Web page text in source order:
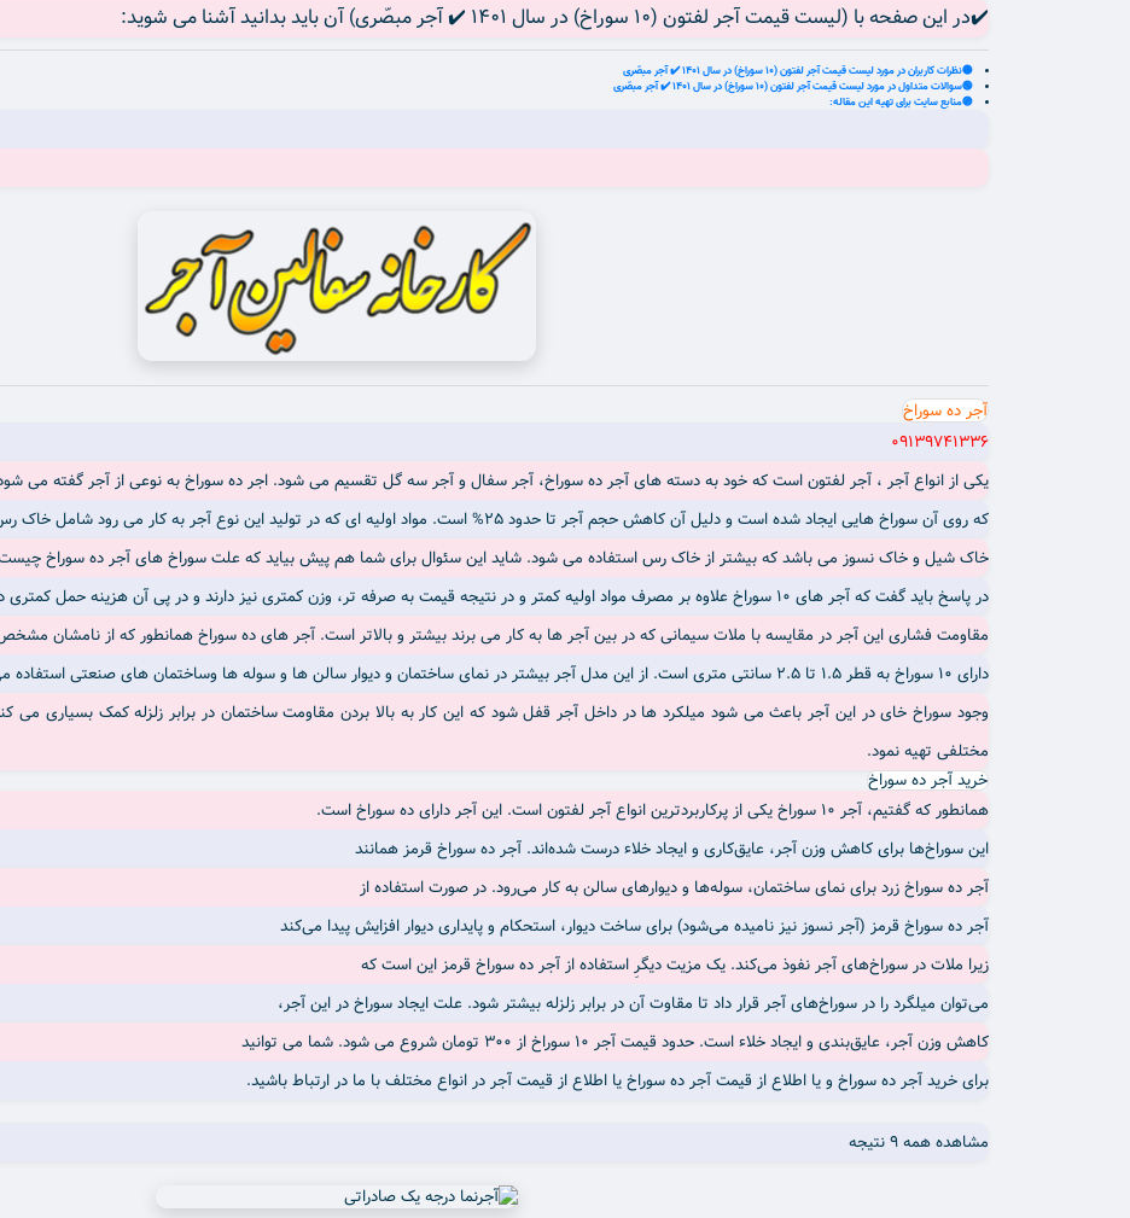
✔️در این صفحه با (لیست قیمت آجر لفتون (10 سوراخ) در سال 1401 ✔️ آجر مبصّری) آن باید بدانید آشنا می شوید:
🟡نظرات کاربران در مورد لیست قیمت آجر لفتون (10 سوراخ) در سال 1401 ✔️ آجر مبصّری
🟢سوالات متداول در مورد لیست قیمت آجر لفتون (10 سوراخ) در سال 1401 ✔️ آجر مبصّری
🟣منابع سایت برای تهیه این مقاله:
آجر ده سوراخ
09139741336
یکی از انواع آجر ، آجر لفتون است که خود به دسته های آجر ده سوراخ، آجر سفال و آجر سه گل تقسیم می شود. اجر ده سوراخ به نوعی از آجر گفته می
که روی آن سوراخ هایی ایجاد شده است و دلیل آن کاهش حجم آجر تا حدود 25% است. مواد اولیه ای که در تولید این نوع آجر به کار می رود شامل خاک رس،
خاک شیل و خاک نسوز می باشد که بیشتر از خاک رس استفاده می شود. شاید این سئوال برای شما هم پیش بیاید که علت سوراخ های آجر ده سوراخ
در پاسخ باید گفت که آجر های 10 سوراخ علاوه بر مصرف مواد اولیه کمتر و در نتیجه قیمت به صرفه تر، وزن کمتری نیز دارند و در پی آن هزینه حمل کمتری دارند.
مقاومت فشاری این آجر در مقایسه با ملات سیمانی که در بین آجر ها به کار می برند بیشتر و بالاتر است. آجر های ده سوراخ همانطور که از نامشان
دارای 10 سوراخ به قطر 1.5 تا 2.5 سانتی متری است. از این مدل آجر بیشتر در نمای ساختمان و دیوار سالن ها و سوله ها وساختمان های صنعتی استفاده می شود.
مختلفی تهیه نمود.
خرید آجر ده سوراخ
همانطور که گفتیم، آجر 10 سوراخ یکی از پرکاربردترین انواع آجر لفتون است. این آجر دارای ده سوراخ است.
این سوراخ‌ها برای کاهش وزن آجر، عایق‌کاری و ایجاد خلاء درست شده‌اند. آجر ده سوراخ قرمز همانند
آجر ده سوراخ زرد برای نمای ساختمان، سوله‌ها و دیوارهای سالن به کار می‌رود. در صورت استفاده از
آجر ده سوراخ قرمز (آجر نسوز نیز نامیده می‌شود) برای ساخت دیوار، استحکام و پایداری دیوار افزایش پیدا می‌کند
زیرا ملات در سوراخ‌های آجر نفوذ می‌کند. یک مزیت دیگرِ استفاده از آجر ده سوراخ قرمز این است که
می‌توان میلگرد را در سوراخ‌های آجر قرار داد تا مقاوت آن در برابر زلزله بیشتر شود. علت ایجاد سوراخ در این آجر،
کاهش وزن آجر، عایق‌بندی و ایجاد خلاء است. حدود قیمت آجر 10 سوراخ از 300 تومان شروع می شود. شما می توانید
برای خرید آجر ده سوراخ و یا اطلاع از قیمت آجر ده سوراخ یا اطلاع از قیمت آجر در انواع مختلف با ما در ارتباط باشید.
مشاهده همه 9 نتیجه